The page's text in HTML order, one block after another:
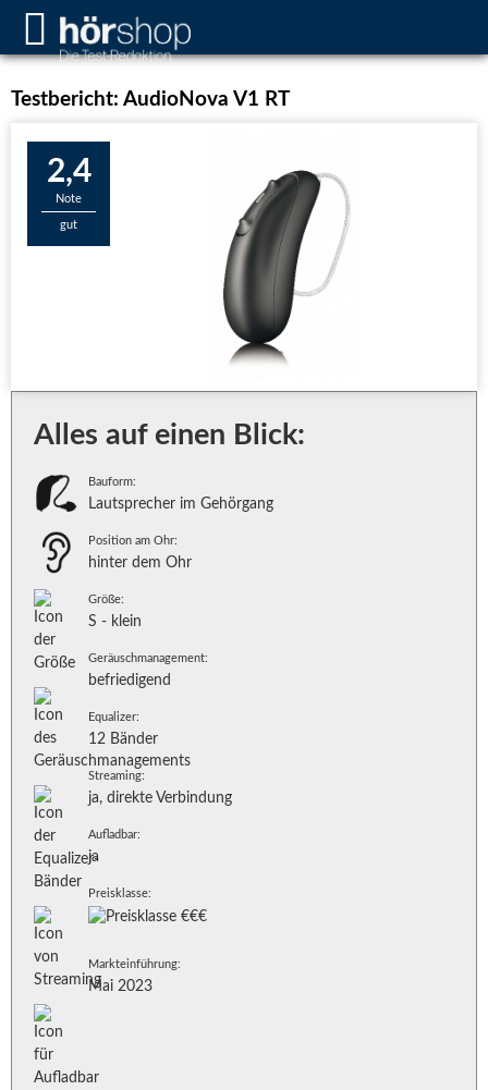
Testbericht: AudioNova V1 RT
2,4
Note
gut
Alles auf einen Blick:
Bauform:
Lautsprecher im Gehörgang
Position am Ohr:
hinter dem Ohr
Größe:
S - klein
Geräuschmanagement:
befriedigend
Equalizer:
12 Bänder
Streaming:
ja, direkte Verbindung
Aufladbar:
ja
Preisklasse:
Markteinführung:
Mai 2023